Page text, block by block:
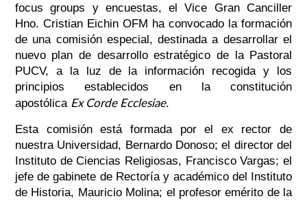
focus groups y encuestas, el Vice Gran Canciller
Hno. Cristian Eichin OFM ha convocado la formación
de una comisión especial, destinada a desarrollar el
nuevo plan de desarrollo estratégico de la Pastoral
PUCV, a la luz de la información recogida y los
principios establecidos en la constitución
apostólica Ex Corde Ecclesiae.
Esta comisión está formada por el ex rector de
nuestra Universidad, Bernardo Donoso; el director del
Instituto de Ciencias Religiosas, Francisco Vargas; el
jefe de gabinete de Rectoría y académico del Instituto
de Historia, Mauricio Molina; el profesor emérito de la